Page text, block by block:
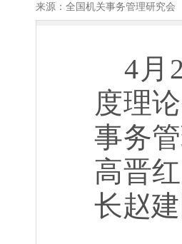
来源：全国机关事务管理研究会
4月
度理
事务
高晋
长赵